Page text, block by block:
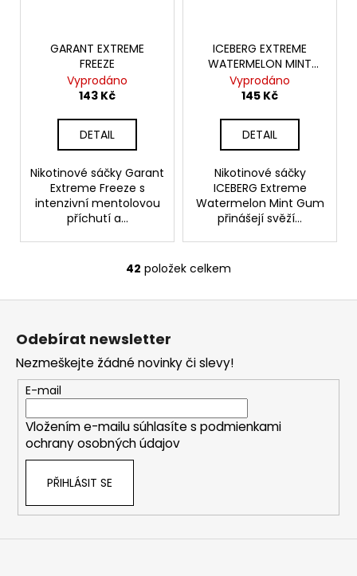
GARANT EXTREME
FREEZE
Vyprodáno
143 Kč
DETAIL
Nikotinové sáčky Garant
Extreme Freeze s
intenzivní mentolovou
příchutí a...
ICEBERG EXTREME
WATERMELON MINT
GUM
Vyprodáno
145 Kč
DETAIL
Nikotinové sáčky
ICEBERG Extreme
Watermelon Mint Gum
přinášejí svěží...
O
a
c
í
p
r
v
ý
p
42 položek celkem
Z
Odebírat newsletter
Nezmeškejte žádné novinky či slevy!
E-mail
Vložením e-mailu súhlasíte s podmienkami
ochrany osobných údajov
PŘIHLÁSIT SE